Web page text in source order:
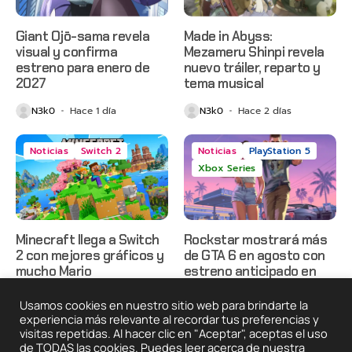
Giant Ojō-sama revela
visual y confirma
estreno para enero de
2027
N3k0 Hace 1 día
Made in Abyss:
Mezameru Shinpi revela
nuevo tráiler, reparto y
tema musical
N3k0 Hace 2 días
Noticias Switch 2
Minecraft llega a Switch
2 con mejores gráficos y
mucho Mario
Hace 2 días
Noticias
PlayStation 5
Xbox Series
Rockstar mostrará más
de GTA 6 en agosto con
estreno anticipado en
N3k0 Hace 2 días
Usamos cookies en nuestro sitio web para brindarte la
experiencia más relevante al recordar tus preferencias y
visitas repetidas. Al hacer clic en "Aceptar", aceptas el uso
de TODAS las cookies. Puedes leer acerca de nuestra